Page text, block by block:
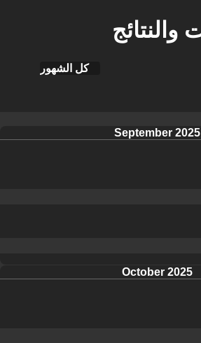
والنتائج
كل الشهور
September 2025
October 2025